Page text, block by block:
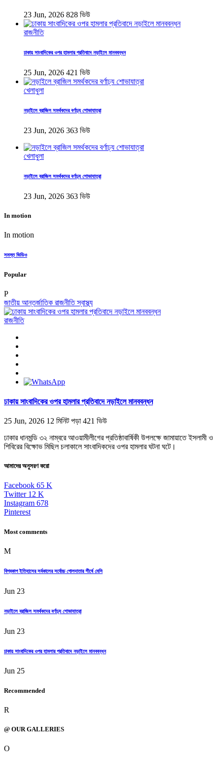
23 Jun, 2026 828 ভিউ
রাজনীতি
ঢাকায় সাংবাদিকের ওপর হামলার প্রতিবাদে নড়াইলে মানববন্ধন
25 Jun, 2026 421 ভিউ
খেলাধুলা
নড়াইলে ব্রাজিল সমর্থকদের বর্ণাঢ্য শোভাযাত্রা
23 Jun, 2026 363 ভিউ
খেলাধুলা
নড়াইলে ব্রাজিল সমর্থকদের বর্ণাঢ্য শোভাযাত্রা
23 Jun, 2026 363 ভিউ
In motion
In motion
সমস্ত ভিডিও
Popular
P
জাতীয় আন্তর্জাতিক রাজনীতিস্বাস্থ্য
রাজনীতি
ঢাকায় সাংবাদিকের ওপর হামলার প্রতিবাদে নড়াইলে মানববন্ধন
25 Jun, 2026 12 মিনিট পড়া 421 ভিউ
ঢাকার ধানমন্ডি ৩২ নাম্বরে আওয়ামীলীগের প্রতিষ্ঠাবার্ষিকী উপলক্ষে জামায়াতে ইসলামী ও
শিবিরের বিক্ষোভ মিছিল চলাকালে সাংবাদিকদের ওপর হামলার ঘটনা ঘটে।
আমাদের অনুসরণ করো
Facebook 65 K
Twitter 12 K
Instagram 678
Pinterest
Most comments
M
বিশ্বকাপ ইতিহাসের সর্বকালের সর্বোচ্চ গোলদাতার শীর্ষে মেসি
Jun 23
নড়াইলে ব্রাজিল সমর্থকদের বর্ণাঢ্য শোভাযাত্রা
Jun 23
ঢাকায় সাংবাদিকের ওপর হামলার প্রতিবাদে নড়াইলে মানববন্ধন
Jun 25
Recommended
R
@ OUR GALLERIES
O